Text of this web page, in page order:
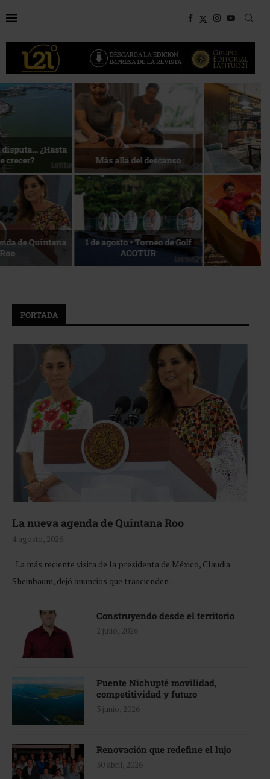
Bottega, un viaje servido a la
Energía que Impulsa la
competitividad
Reconocimiento de viajeros La esencia del servicio
PORTADA
La nueva agenda de Quintana Roo
4 agosto, 2026
La más reciente visita de la presidenta de México, Claudia
Sheinbaum, dejó anuncios que trascienden …
Construyendo desde el territorio
2 julio, 2026
Puente Nichupté movilidad,
competitividad y futuro
3 junio, 2026
Renovación que redefine el lujo
30 abril, 2026